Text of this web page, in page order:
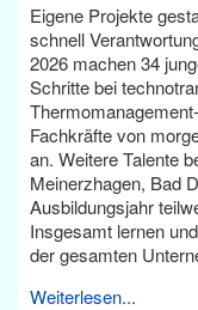
Eigene Projekte
schnell
2026 machen 34
Schritte bei
Fachkräfte von
an. Weitere Talente
Meinerzhagen, Bad
Ausbildungsjahr
Insgesamt lernen
der gesamten
Weiterlesen...